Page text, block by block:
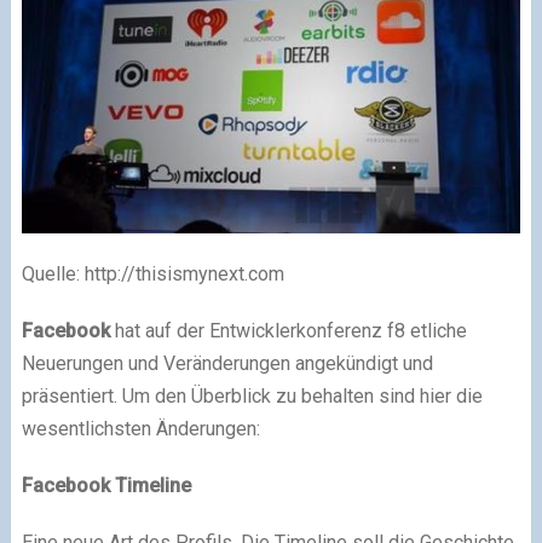
Quelle: http://thisismynext.com
Facebookhat auf der Entwicklerkonferenz f8 etliche
Neuerungen und Veränderungen angekündigt und
präsentiert. Um den Überblick zu behalten sind hier die
wesentlichsten Änderungen:
Facebook Timeline